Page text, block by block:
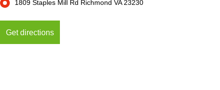
1809 Staples Mill Rd Richmond VA 23230